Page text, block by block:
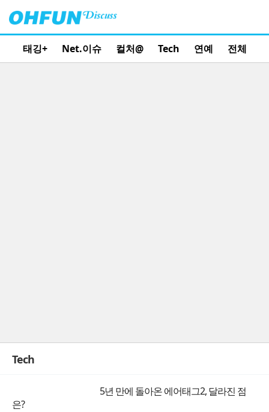
태깅+ Net.이슈 컬처@ Tech 연예 전체
Tech
5년 만에 돌아온 에어태그2, 달라진 점
은?